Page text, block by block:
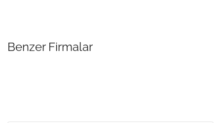
Benzer Firmalar